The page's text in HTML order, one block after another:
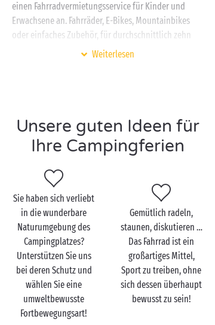
einen Fahrradvermietungsservice für Kinder und
Erwachsene an. Fahrräder, E-Bikes, Mountainbikes
oder einfaches Zubehör, für durchschnittlich zehn
Euro pro Tag finden Sie genau das, was Sie suchen.
Mit der Familie
können Sie die
unzähligen Radwege erobern, die durch die
duftenden Kiefernwälder verlaufen.
Szenenwechsel: Sie befinden sich im
dem Weg zu einem Besuch der
Loire-Schlösser
wie könnte man sie besser besichtigen als mit dem
Fahrrad?
Der Südosten und der Mittelmeerraum stehen dem in
nichts nach: Ob an der Küste desMittelmeersoder
stromaufwärts von den
Verdon-Schluchten, die zu
mietenden Fahrräder für Kinder und Erwachsene
warten nur auf Sie!
Weiterlesen
Unsere guten Ideen für
Ihre Campingferien
Sie haben sich verliebt
in die wunderbare
Naturumgebung des
Campingplatzes?
Unterstützen Sie uns
bei deren Schutz und
wählen Sie eine
umweltbewusste
Fortbewegungsart!
Gemütlich radeln,
staunen, diskutieren …
Das Fahrrad ist ein
großartiges Mittel,
Sport zu treiben, ohne
sich dessen überhaupt
bewusst zu sein!